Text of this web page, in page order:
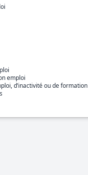
emploi
d’inactivité ou de formation
géographique :
:
: